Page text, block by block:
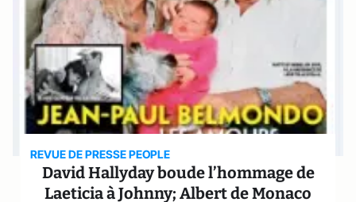
REVUE DE PRESSE PEOPLE
David Hallyday boude l’hommage de
Laeticia à Johnny; Albert de Monaco